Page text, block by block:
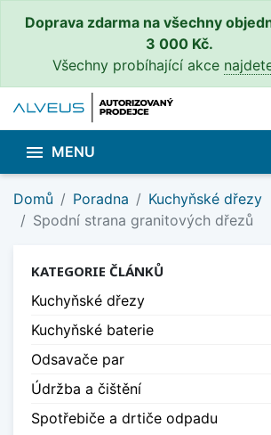
Doprava zdarma na všechny
3 000 Kč.
Všechny probíhající akce
 MENU
Domů Poradna
Kuchyňské dřezy
Spodní strana granitových dřezů
KATEGORIE ČLÁNKŮ
Kuchyňské dřezy
Kuchyňské baterie
Odsavače par
Údržba a čištění
Spotřebiče a drtiče odpadu